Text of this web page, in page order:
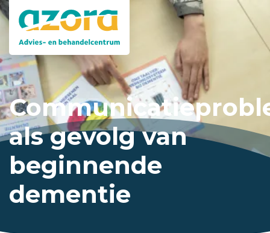
als gevolg van
beginnende
dementie